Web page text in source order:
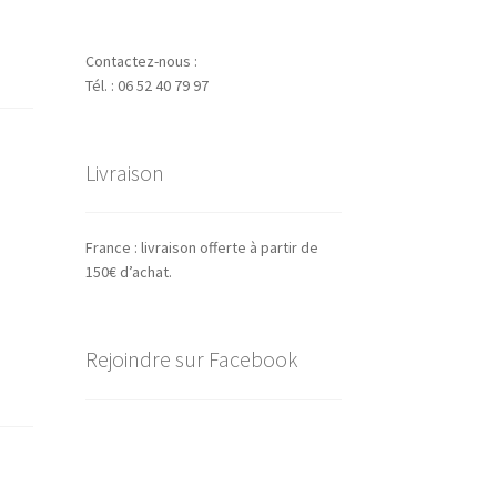
Contactez-nous :
Tél. : 06 52 40 79 97
Livraison
France : livraison offerte à partir de
150€ d’achat.
Rejoindre sur Facebook